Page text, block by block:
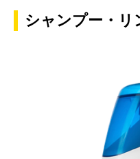
シャンプー・リ